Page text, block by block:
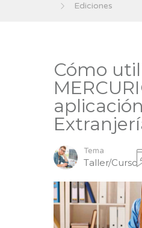
Ediciones
Cómo
Tema
Taller/Curso